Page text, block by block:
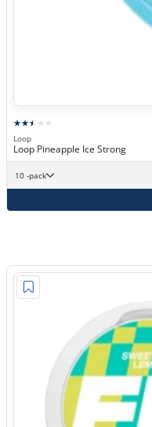
Loop
Loop Pineapple Ice Strong
10 -pack